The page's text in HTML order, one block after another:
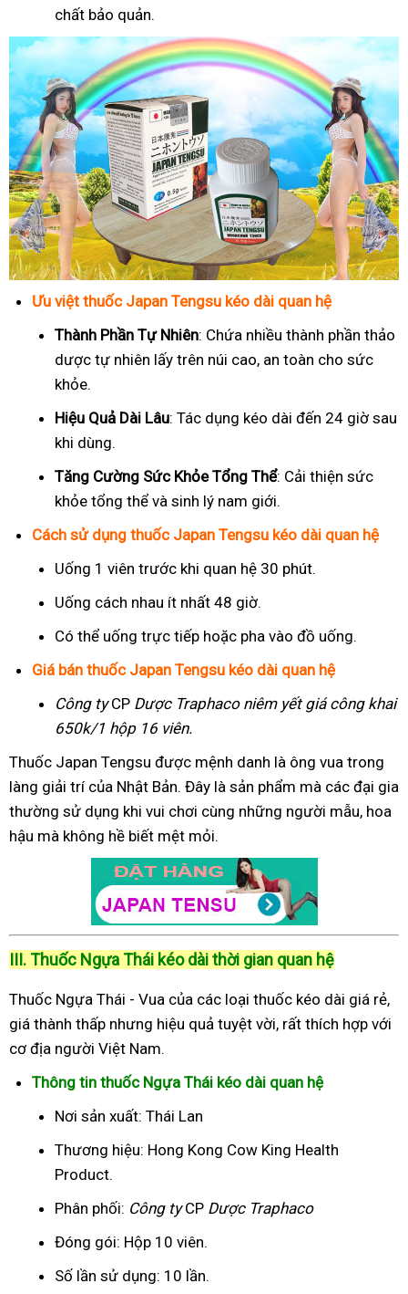
chất bảo quản.
Ưu việt thuốc Japan Tengsu kéo dài quan hệ
Thành Phần Tự Nhiên: Chứa nhiều thành phần thảo
dược tự nhiên lấy trên núi cao, an toàn cho sức
khỏe.
Hiệu Quả Dài Lâu: Tác dụng kéo dài đến 24 giờ sau
khi dùng.
Tăng Cường Sức Khỏe Tổng Thể: Cải thiện sức
khỏe tổng thể và sinh lý nam giới.
Cách sử dụng thuốc Japan Tengsu kéo dài quan hệ
Uống 1 viên trước khi quan hệ 30 phút.
Uống cách nhau ít nhất 48 giờ.
Có thể uống trực tiếp hoặc pha vào đồ uống.
Giá bán thuốc Japan Tengsu kéo dài quan hệ
Công tyCP Dược Traphaconiêm yết giá công khai
650k/1 hộp 16 viên.
Thuốc Japan Tengsu được mệnh danh là ông vua trong
làng giải trí của Nhật Bản. Đây là sản phẩm mà các đại gia
thường sử dụng khi vui chơi cùng những người mẫu, hoa
hậu mà không hề biết mệt mỏi.
III. Thuốc Ngựa Thái kéo dài thời gian quan hệ
Thuốc Ngựa Thái - Vua của các loại thuốc kéo dài giá rẻ,
giá thành thấp nhưng hiệu quả tuyệt vời, rất thích hợp với
cơ địa người Việt Nam.
Thông tin thuốc Ngựa Thái kéo dài quan hệ
Nơi sản xuất: Thái Lan
Thương hiệu: Hong Kong Cow King Health
Product.
Phân phối: Công tyCP Dược Traphaco
Đóng gói: Hộp 10 viên.
Số lần sử dụng: 10 lần.